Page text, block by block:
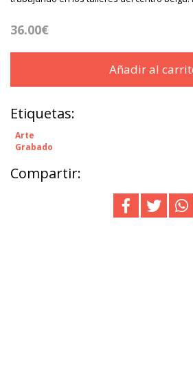
36.00€
Añadir al
Etiquetas:
Arte
Grabado
Compartir: